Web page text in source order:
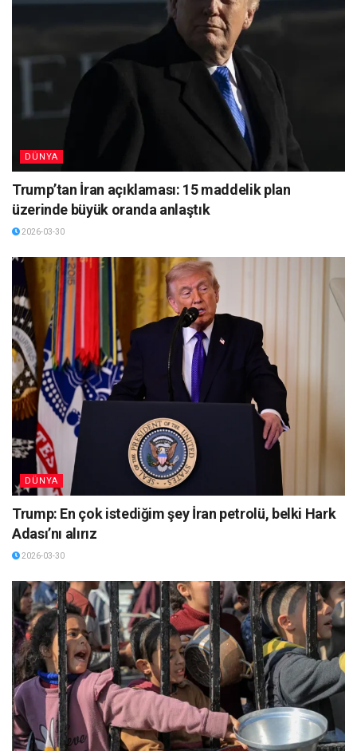
DÜNYA
Trump’tan İran açıklaması: 15 maddelik plan
üzerinde büyük oranda anlaştık
2026-03-30
DÜNYA
Trump: En çok istediğim şey İran petrolü, belki Hark
Adası’nı alırız
2026-03-30